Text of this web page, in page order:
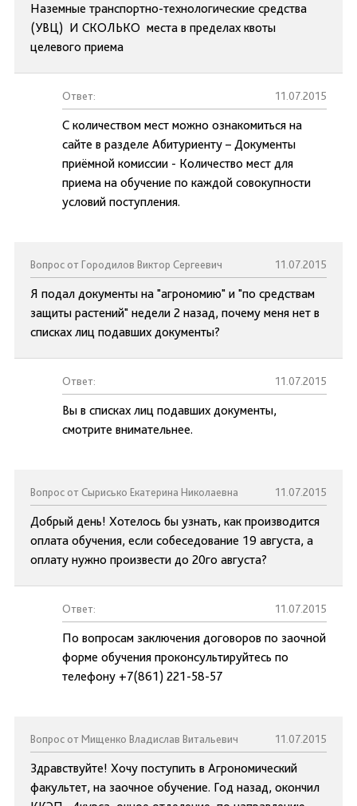
Наземные транспортно-технологические средства
(УВЦ) И СКОЛЬКО места в пределах квоты
целевого приема
Ответ: 11.07.2015
С количеством мест можно ознакомиться на
сайте в разделе Абитуриенту – Документы
приёмной комиссии - Количество мест для
приема на обучение по каждой совокупности
условий поступления.
Вопрос от Городилов Виктор Сергеевич 11.07.2015
Я подал документы на "агрономию" и "по средствам
защиты растений" недели 2 назад, почему меня нет в
списках лиц подавших документы?
Ответ: 11.07.2015
Вы в списках лиц подавших документы,
смотрите внимательнее.
Вопрос от Сырисько Екатерина Николаевна 11.07.2015
Добрый день! Хотелось бы узнать, как производится
оплата обучения, если собеседование 19 августа, а
оплату нужно произвести до 20го августа?
Ответ: 11.07.2015
По вопросам заключения договоров по заочной
форме обучения проконсультируйтесь по
телефону +7(861) 221-58-57
Вопрос от Мищенко Владислав Витальевич 11.07.2015
Здравствуйте! Хочу поступить в Агрономический
факультет, на заочное обучение. Год назад, окончил